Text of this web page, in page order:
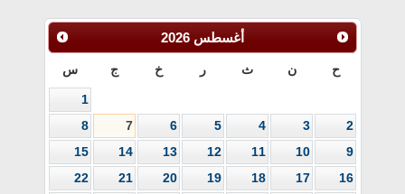
أغسطس 2026
ح ن ث ر خ ج س
1
2
3
4
5
6
7
8
9
10
11
12
13
14
15
16
17
18
19
20
21
22